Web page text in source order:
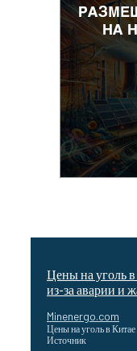
Цены на уголь в
из-за аварии и
Minenergo.com
Цены на уголь в
Источник